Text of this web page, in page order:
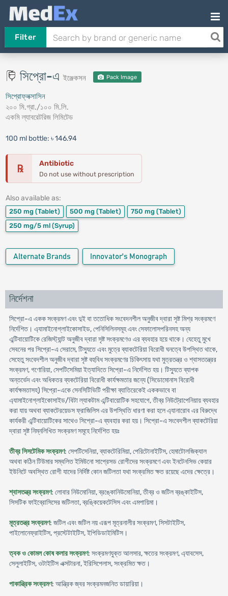
Filter
সিপ্রো-এ ইঞ্জেকসন Pack Image
সিপ্রোফ্লক্সাসিন
২০০ মি.গ্রা./১০০ মি.লি.
একমি ল্যাবরেটরিজ লিমিটেড
100 ml bottle: ৳ 146.94
℞ Antibiotic
Do not use without prescription
Also available as:
250 mg (Tablet) 500 mg (Tablet) 750 mg (Tablet)
250 mg/5 ml (Syrup)
Alternate Brands Innovator's Monograph
নির্দেশনা
সিপ্রো-এ একক সংক্রমণ এবং দুই বা ততোধিক সংবেদনশীল অনুজীব দ্বারা সৃষ্ট মিশ্র সংক্রমণে
নির্দেশিত। এ্যামাইনোগ্লাইকোসাইড, পেনিসিলিনসমূহ এবং সেফালোসপরিনসহ অন্য
এন্টিবায়োটিকে রেজিস্ট্যান্ট অনুজীব দ্বারা সৃষ্ট সংক্রমণেও এর ব্যবহার হয়ে থাকে। যেহেতু মুখে
সেবনের পর সিপ্রো-এ সেরামে, টিস্যুতে এবং মুত্রে ব্যাকটেরিয়া বিরোধী ঘনত্বে উপস্থিত থাকে,
সেহেতু সংবেদশীল অনুজীব দ্বারা সৃষ্ট বহুবিধ সংক্রমণের চিকিৎসায় যথা মুত্রতন্ত্র ও শ্বাসতন্ত্রের
সংক্রমণ, গণোরিয়া, সেপটিসেমিয়া ইত্যাদিতে সিপ্রো-এ নির্দেশিত হয়। টিস্যুতে ব্যাপক
অন্তর্ভেদ এবং অধিকতর ব্যকটেরিয়া বিরোধী কার্যক্ষমতার জন্যে (সিডোমোনাস বিরোধী
কার্যক্ষমতাসহ) সিপ্রো-একে সেনসিটিভিটি পরীক্ষা ব্যাতিরেকেই এককভাবে বা
এ্যামাইনোগ্লাইকোসাইড/বিটা ল্যাকটাম এন্টিবায়োটিক সহযোগে, তীব্র নিউট্রোপেনিয়ায় ব্যবহার
করা যায় অথবা ব্যাকটেরয়েডস ফ্রাজিলিস এর উপস্থিতি ধারণা করা হলে এ্যানারোব এর বিরুদ্ধে
কার্যকরী এন্টিবায়োটিকের সাথেও সিপ্রো-এ ব্যবহার করা হয়। সিপ্রো-এ সংবেদশীল ব্যাকটেরিয়া
দ্বারা সৃষ্ট নিম্নলিখিত সংক্রমণ সমূহে নির্দেশিত হয়ঃ
তীব্র সিসটেমিক সংক্রমণ: সেপটিসেনিয়া, ব্যাকটেরিমিয়া, পেরিটোনাইটিস, হেমাটোলজিক্যাল
অথবা কঠিন টিউমার সম্বলিত ইমিউনো সাপ্রেসড রোগীদের সংক্রমণে এবং ইনটেনসিভ কেয়ার
ইউনিটে অবস্থিত রোগী যাদের নির্দিষ্ট কোন জটিলতা যথা সংক্রমিত ক্ষত রয়েছে এদের ক্ষেত্রে।
শ্বাসতন্ত্র সংক্রমণ: লোবার নিউমোনিয়া, ব্রঙ্কোনিউমোনিয়া, তীব্র ও জটিল ব্রঙ্কাইটিস,
সিসটিক ফাইব্রোসিসের জটিলতা, ব্রঙ্কিয়েকটেসিস এবং এমপায়িমা।
মূত্রতন্ত্র সংক্রমণ: জটিল এবং জটিল নয় এরূপ মূত্রনালীর সংক্রমণ, সিসটাইটিস,
পাইলোনেফ্রাইটিস, প্রস্টেটাইটিস, ইপিডিডাইমিটিস।
ত্বক ও কোমল কোষ কলার সংক্রমণ: সংক্রমণযুক্ত আলসার, ক্ষতের সংক্রমণ, এ্যাবসেস,
সেলুলাইটিস, ওটাইটিস এক্সটারনা, ইরিসিপেলাস, সংক্রমিত ক্ষত।
পাকান্ত্রিক সংক্রমণ: আন্ত্রিক জ্বর সংক্রমনজনিত ডায়ারিয়া।